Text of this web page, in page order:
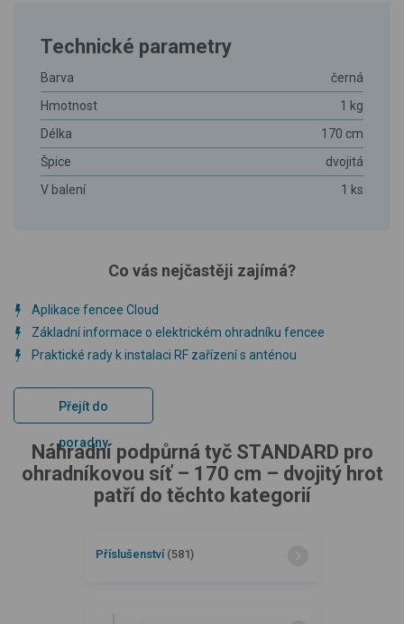
Technické parametry
Barva
černá
Hmotnost
1 kg
Délka
170 cm
Špice
dvojitá
V balení
1 ks
Co vás nejčastěji zajímá?
Aplikace fencee Cloud
Základní informace o elektrickém ohradníku fencee
Praktické rady k instalaci RF zařízení s anténou
Přejít do
poradny
Náhradní podpůrná tyč STANDARD pro
ohradníkovou síť – 170 cm – dvojitý hrot
patří do těchto kategorií
Příslušenství (581)